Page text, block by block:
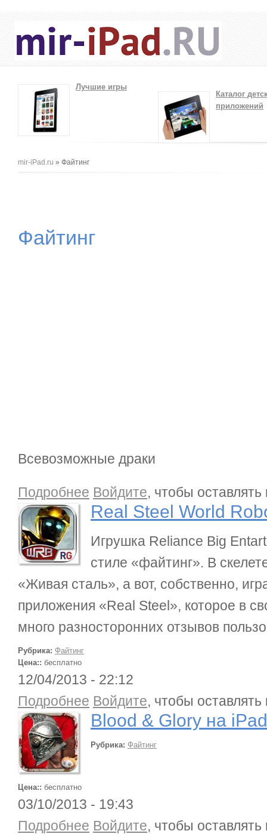
Лучшие игры
Каталог
приложений
Вы здесь
mir-iPad.ru » Файтинг
Файтинг
Всевозможные драки
Подробнее о Real Steel World Robot Boxing
Войдите, чтобы
Real Steel World
Игрушка Reliance Big
стиле «файтинг». В
«Живая сталь», а вот, собственно,
приложения «Real Steel», которое в
много разносторонних отзывов
Рубрика: Файтинг
Цена:: бесплатно
12/04/2013 - 22:12
Подробнее о Blood & Glory на iPad
Войдите, чтобы
Blood & Glory на iPad
Рубрика: Файтинг
Цена:: бесплатно
03/10/2013 - 19:43
Подробнее о Shake Spears! HD на iPad
Войдите, чтобы